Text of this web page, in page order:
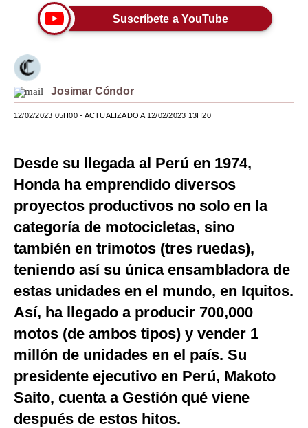
Lujo
Moda
Estilos
Mundo
EEUU
México
España
Tecnología
Club del Suscriptor
G de Gestión
Notas Contratadas
Podcast
Suscríbete a YouTube
Josimar Cóndor
12/02/2023 05H00- ACTUALIZADO A 12/02/2023 13H20
Desde su llegada al Perú en 1974,
Honda ha emprendido diversos
proyectos productivos no solo en la
categoría de motocicletas, sino
también en trimotos (tres ruedas),
teniendo así su única ensambladora de
estas unidades en el mundo, en Iquitos.
Así, ha llegado a producir 700,000
motos (de ambos tipos) y vender 1
millón de unidades en el país. Su
presidente ejecutivo en Perú, Makoto
Saito, cuenta a Gestión qué viene
después de estos hitos.